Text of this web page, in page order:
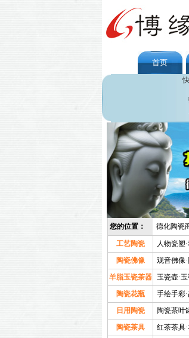
首页
您的位置： 德化陶瓷
工艺陶瓷 人物瓷塑·
陶瓷佛像
观音佛像·
羊脂玉瓷茶器
玉瓷壶·
陶瓷花瓶
手绘手彩·
日用陶瓷
陶瓷茶叶
陶瓷茶具
红茶茶具·